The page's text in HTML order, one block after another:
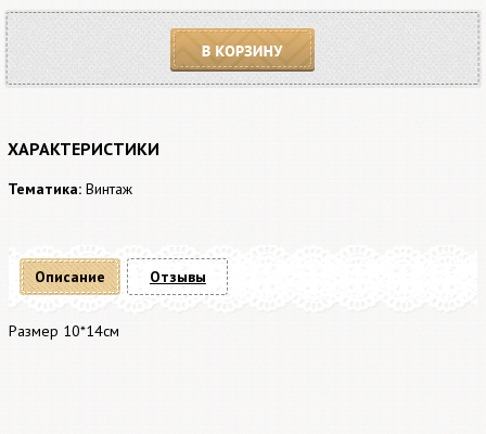
В корзину
ХАРАКТЕРИСТИКИ
Тематика: Винтаж
Описание
Размер 10*14см
Отзывы